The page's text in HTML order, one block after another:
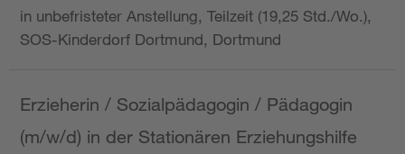
in unbefristeter Anstellung, Teilzeit (19,25 Std./Wo.),
SOS-Kinderdorf Dortmund, Dortmund
Erzieherin / Sozialpädagogin / Pädagogin
(m/w/d) in der Stationären Erziehungshilfe